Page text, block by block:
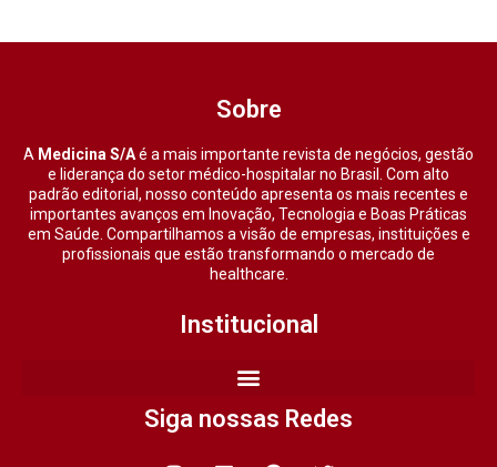
Sobre
A Medicina S/Aé a mais importante revista de negócios, gestão
e liderança do setor médico-hospitalar no Brasil. Com alto
padrão editorial, nosso conteúdo apresenta os mais recentes e
importantes avanços em Inovação, Tecnologia e Boas Práticas
em Saúde. Compartilhamos a visão de empresas, instituições e
profissionais que estão transformando o mercado de
healthcare.
Institucional
Siga nossas Redes